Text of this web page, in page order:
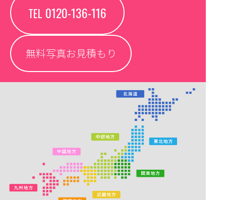
TEL 0120-136-116
無料写真お見積もり